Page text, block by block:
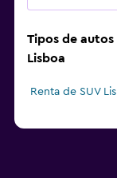
Tipos de
Lisboa
Renta de SUV